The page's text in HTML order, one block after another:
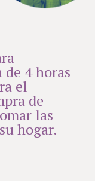
4 horas
el
de
las
hogar.